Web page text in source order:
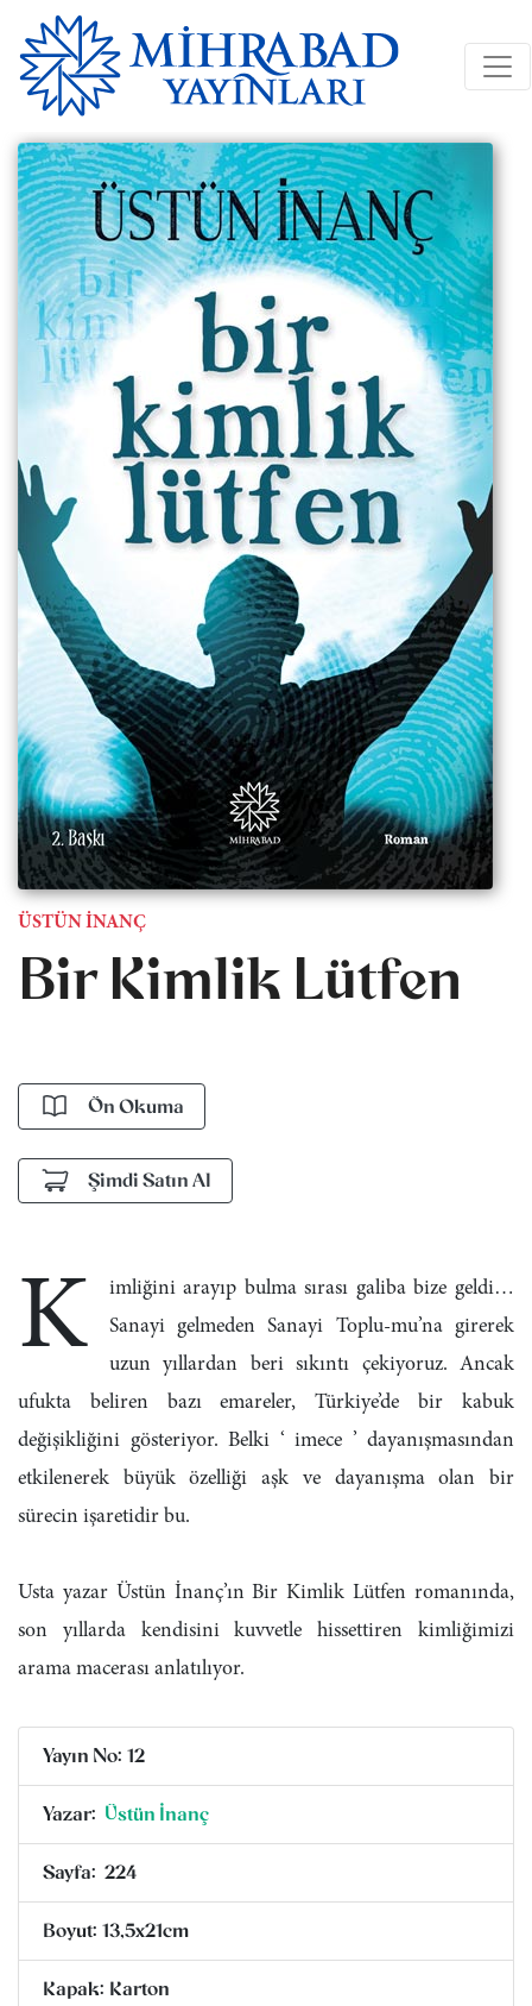
ÜSTÜN İNANÇ
Bir Kimlik Lütfen
Ön Okuma
Şimdi Satın Al
K
imliğini arayıp bulma sırası galiba bize geldi…
Sanayi gelmeden Sanayi Toplu-mu’na girerek
uzun yıllardan beri sıkıntı çekiyoruz. Ancak
ufukta beliren bazı emareler, Türkiye’de bir kabuk
değişikliğini gösteriyor. Belki ‘ imece ’ dayanışmasından
etkilenerek büyük özelliği aşk ve dayanışma olan bir
sürecin işaretidir bu.
Usta yazar Üstün İnanç’ın Bir Kimlik Lütfen romanında,
son yıllarda kendisini kuvvetle hissettiren kimliğimizi
arama macerası anlatılıyor.
Yayın No: 12
Yazar: Üstün İnanç
Sayfa: 224
Boyut: 13,5x21cm
Kapak: Karton